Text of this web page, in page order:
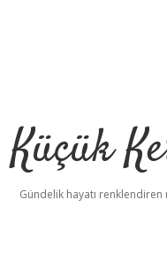
Küçük
Gündelik hayatı